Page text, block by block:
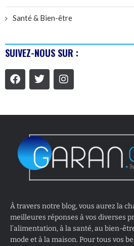
Santé & Bien-être
SUIVEZ-NOUS SUR :
À travers notre blog, vous aurez la
meilleures réponses à vos diverses
l’alimentation, à la santé, au bien-
mode et à la maison. Pour tous vos